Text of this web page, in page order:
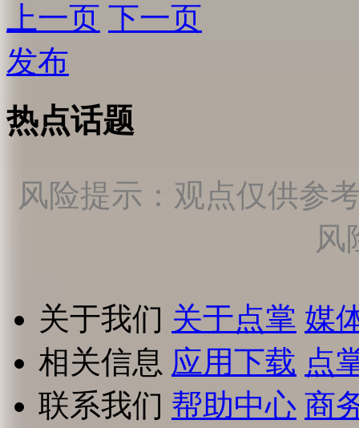
上一页 下一页
发布
热点话题
风险提示：观点仅供参
风
关于我们 关于点掌 媒
相关信息 应用下载 点
联系我们 帮助中心 商